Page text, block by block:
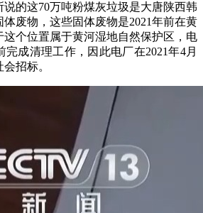
的这70万吨粉煤灰垃圾是大唐陕西韩
废物，这些固体废物是2021年前在黄
个位置属于黄河湿地自然保护区，电
完成清理工作，因此电厂在2021年4月
招标。